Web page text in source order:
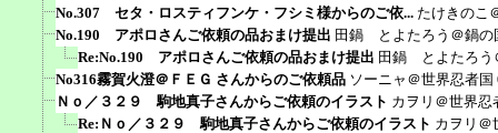
No.307 セタ・ロスティフンケ・フシミ様からのご依... たけきのこ
No.190 アポロさんご依頼の品おまけ提出 田鍋 とよたろう＠鍋の
Re:No.190 アポロさんご依頼の品おまけ提出 田鍋 とよたろう
No316霧賀火澄＠ＦＥＧ さんからのご依頼品 ソーニャ＠世界忍者国
Ｎｏ／３２９ 駒地真子さんからご依頼のイラスト カヲリ＠世界忍
Re:Ｎｏ／３２９ 駒地真子さんからご依頼のイラスト カヲリ＠